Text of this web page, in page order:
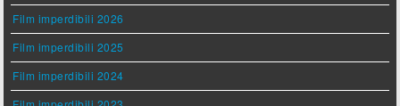
Film imperdibili 2026
Film imperdibili 2025
Film imperdibili 2024